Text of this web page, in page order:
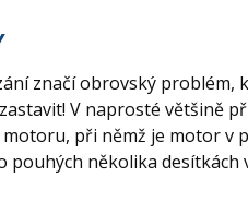
značí obrovský problém,
V naprosté většině
při němž je motor v
pouhých několika desítkách